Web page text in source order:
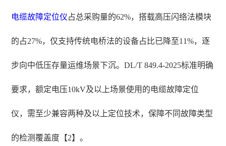
电缆故障定位仪占总采购量的62%，搭载高压闪络法模块
的占27%，仅支持传统电桥法的设备占比已降至11%，逐
步向中低压存量运维场景下沉。DL/T 849.4-2025标准明确
要求，额定电压10kV及以上场景使用的电缆故障定位
仪，需至少兼容两种及以上定位技术，保障不同故障类型
的检测覆盖度【2】。